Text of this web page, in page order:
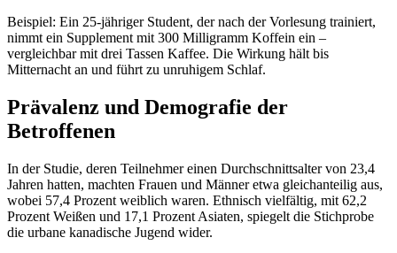
Beispiel: Ein 25-jähriger Student, der nach der Vorlesung trainiert,
nimmt ein Supplement mit 300 Milligramm Koffein ein –
vergleichbar mit drei Tassen Kaffee. Die Wirkung hält bis
Mitternacht an und führt zu unruhigem Schlaf.
Prävalenz und Demografie der
Betroffenen
In der Studie, deren Teilnehmer einen Durchschnittsalter von 23,4
Jahren hatten, machten Frauen und Männer etwa gleichanteilig aus,
wobei 57,4 Prozent weiblich waren. Ethnisch vielfältig, mit 62,2
Prozent Weißen und 17,1 Prozent Asiaten, spiegelt die Stichprobe
die urbane kanadische Jugend wider.